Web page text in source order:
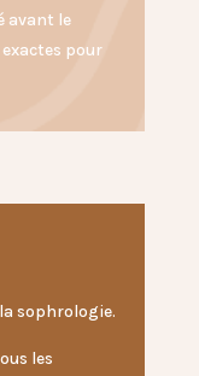
avant le
pour
sophrologie.
les